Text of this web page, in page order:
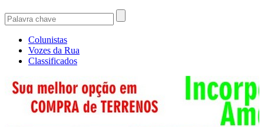
Colunistas
Vozes da Rua
Classificados